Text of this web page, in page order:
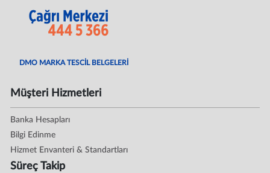
DMO MARKA TESCİL BELGELERİ
Müşteri Hizmetleri
Banka Hesapları
Bilgi Edinme
Hizmet Envanteri & Standartları
Süreç Takip